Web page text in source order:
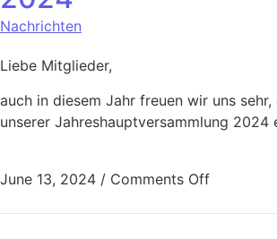
Nachrichten
Liebe Mitglieder,
auch in diesem Jahr freuen wir uns
unserer Jahreshauptversammlung 2024
June 13, 2024 / Comments Off